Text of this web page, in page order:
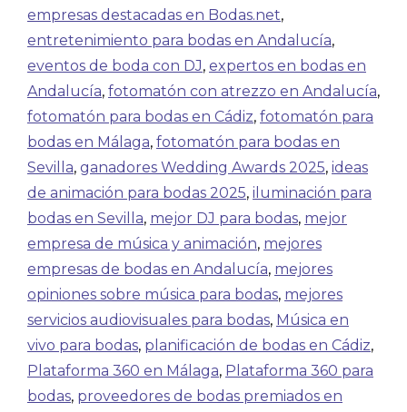
empresas destacadas en Bodas.net,
entretenimiento para bodas en Andalucía,
eventos de boda con DJ, expertos en bodas en
Andalucía, fotomatón con atrezzo en Andalucía,
fotomatón para bodas en Cádiz, fotomatón para
bodas en Málaga, fotomatón para bodas en
Sevilla, ganadores Wedding Awards 2025, ideas
de animación para bodas 2025, iluminación para
bodas en Sevilla, mejor DJ para bodas, mejor
empresa de música y animación, mejores
empresas de bodas en Andalucía, mejores
opiniones sobre música para bodas, mejores
servicios audiovisuales para bodas, Música en
vivo para bodas, planificación de bodas en Cádiz,
Plataforma 360 en Málaga, Plataforma 360 para
bodas, proveedores de bodas premiados en